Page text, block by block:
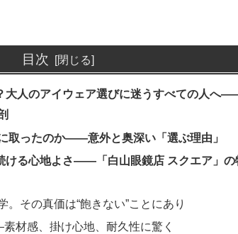
目次
大人のアイウェア選びに迷うすべての人へ
取ったのか――意外と奥深い「選ぶ理由」
ける心地よさ――「白山眼鏡店 スクエア」の
その真価は“飽きない”ことにあり
材感、掛け心地、耐久性に驚く